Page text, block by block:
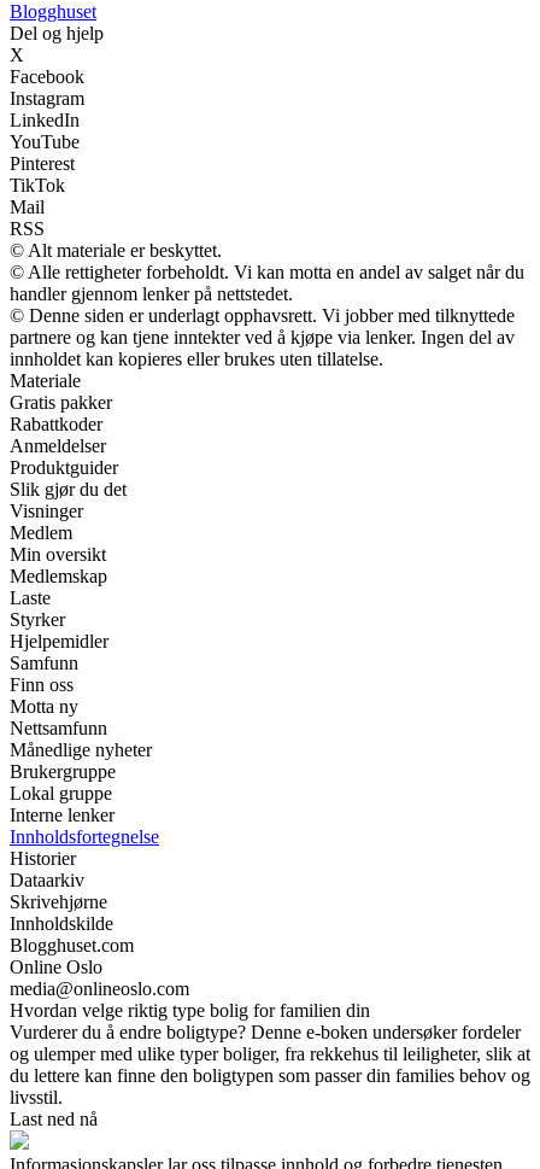
Blogghuset
Del og hjelp
X
Facebook
Instagram
LinkedIn
YouTube
Pinterest
TikTok
Mail
RSS
© Alt materiale er beskyttet.
© Alle rettigheter forbeholdt. Vi kan motta en andel av salget når du
handler gjennom lenker på nettstedet.
© Denne siden er underlagt opphavsrett. Vi jobber med tilknyttede
partnere og kan tjene inntekter ved å kjøpe via lenker. Ingen del av
innholdet kan kopieres eller brukes uten tillatelse.
Materiale
Gratis pakker
Rabattkoder
Anmeldelser
Produktguider
Slik gjør du det
Visninger
Medlem
Min oversikt
Medlemskap
Laste
Styrker
Hjelpemidler
Samfunn
Finn oss
Motta ny
Nettsamfunn
Månedlige nyheter
Brukergruppe
Lokal gruppe
Interne lenker
Innholdsfortegnelse
Historier
Dataarkiv
Skrivehjørne
Innholdskilde
Blogghuset.com
Online Oslo
media@onlineoslo.com
Hvordan velge riktig type bolig for familien din
Vurderer du å endre boligtype? Denne e-boken undersøker fordeler
og ulemper med ulike typer boliger, fra rekkehus til leiligheter, slik at
du lettere kan finne den boligtypen som passer din families behov og
livsstil.
Last ned nå